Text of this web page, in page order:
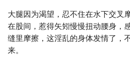
大腿因为渴望，忍不住在水下交叉
在股间，惹得矢矧慢慢扭动腰身，
缝里摩擦，这淫乱的身体发情了，
来。